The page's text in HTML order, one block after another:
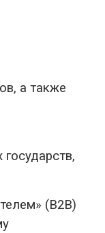
а также
(B2B)